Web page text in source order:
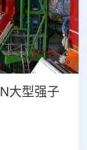
大型强子